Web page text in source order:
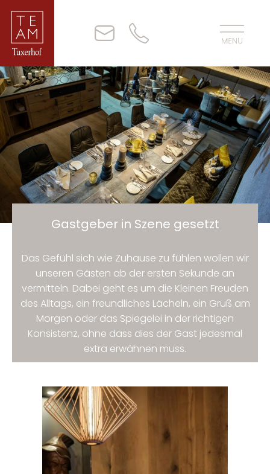
Gastgeber in Szene gesetzt
Das Gefühl sich wie Zuhause zu fühlen wollen wir
unseren Gästen ab der ersten Sekunde an
vermitteln. Dabei geht es um die Kleinen Freuden
des Alltags, ein freundliches Lächeln, ein Gruß am
Morgen oder das Spiegelei in der richtigen
Konsistenz, ohne dass dies der Gast jedesmal
extra erwähnen muss.